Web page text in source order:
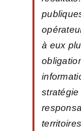
à eux